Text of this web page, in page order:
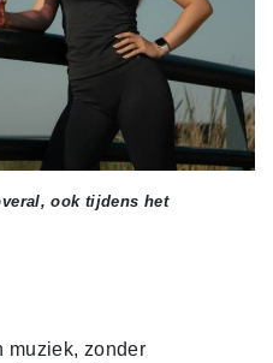
ook tijdens het
muziek, zonder